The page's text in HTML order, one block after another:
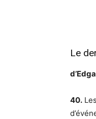
Le
40.